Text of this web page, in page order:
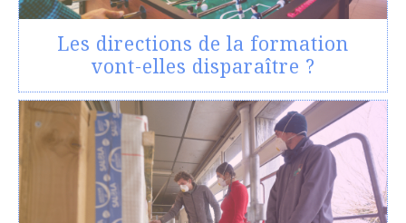
Les directions de la formation
vont-elles disparaître ?